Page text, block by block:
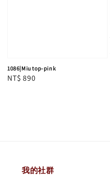
1086|Miu top-pink
Regular
NT$ 890
我的社群